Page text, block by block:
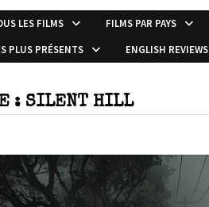
LES FILMS FILMS PAR PAYS
PLUS PRÉSENTS
ENGLISH REVIEWS
: SILENT HILL